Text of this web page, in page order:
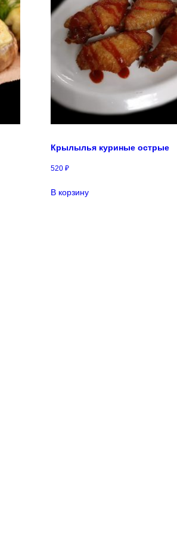
Крылылья куриные острые
520 ₽
В корзину